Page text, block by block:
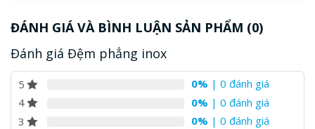
ĐÁNH GIÁ VÀ BÌNH LUẬN SẢN PHẨM (0)
Đánh giá Đệm phẳng inox
5 0% | 0 đánh giá
4
0% | 0 đánh giá
3
0% | 0 đánh giá